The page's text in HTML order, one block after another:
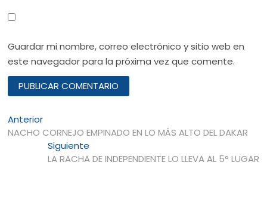
Guardar mi nombre, correo electrónico y sitio web en
este navegador para la próxima vez que comente.
Navegación
de
entradas
AnteriorEntrada
anterior:
NACHO CORNEJO EMPINADO EN LO MÁS ALTO DEL DAKAR
SiguienteEntrada
siguiente:
LA RACHA DE INDEPENDIENTE LO LLEVA AL 5° LUGAR